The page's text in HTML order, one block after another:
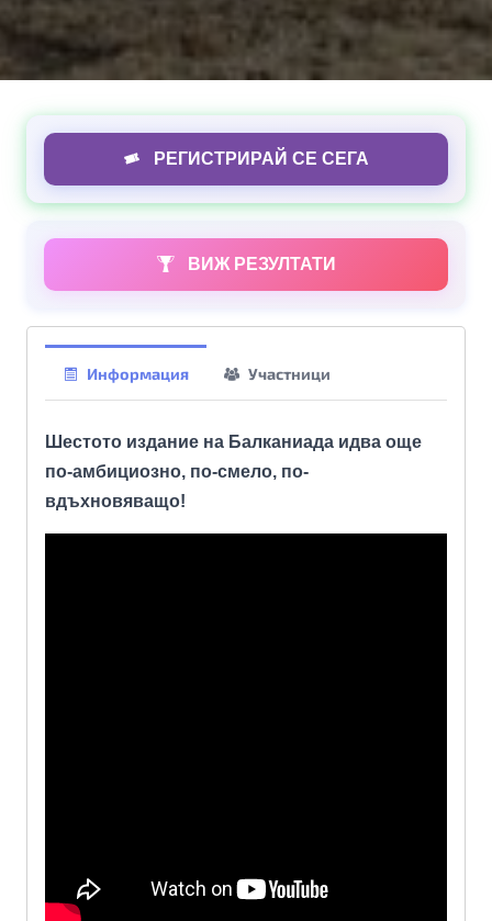
РЕГИСТРИРАЙ СЕ СЕГА
ВИЖ РЕЗУЛТАТИ
Информация Участници
Шестото издание на Балканиада идва още
по-амбициозно, по-смело, по-
вдъхновяващо!